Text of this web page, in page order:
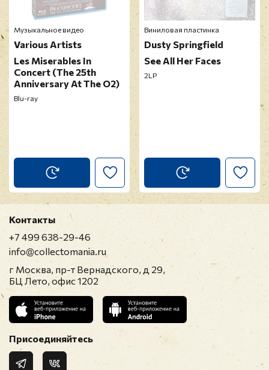
Музыкальное видео
Various Artists
Les Miserables In
Concert (The 25th
Anniversary At The O2)
Blu-ray
Виниловая пластинка
Dusty Springfield
See All Her Faces
2LP
Контакты
+7 499 638-29-46
info@collectomania.ru
г Москва, пр-т Вернадского, д 29,
БЦ Лето, офис 1202
Присоединяйтесь